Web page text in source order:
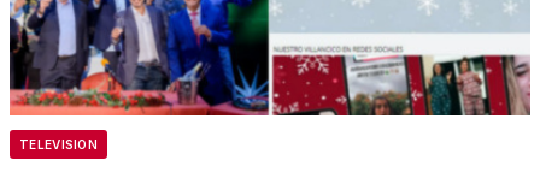
TELEVISION